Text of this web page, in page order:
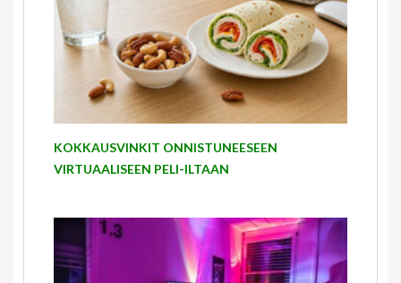
KOKKAUSVINKIT ONNISTUNEESEEN
VIRTUAALISEEN PELI-ILTAAN